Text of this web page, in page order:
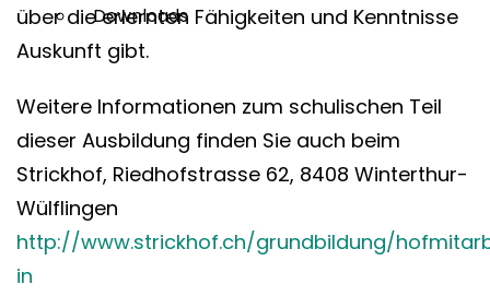
Downloads
über die erlernten Fähigkeiten und Kenntnisse
Auskunft gibt.
Weitere Informationen zum schulischen Teil
dieser Ausbildung finden Sie auch beim
Strickhof, Riedhofstrasse 62, 8408 Winterthur-
Wülflingen
http://www.strickhof.ch/grundbildung/
in